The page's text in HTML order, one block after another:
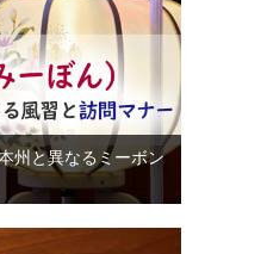
州と異なるミーボン